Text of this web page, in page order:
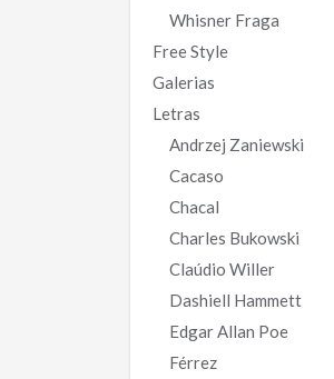
Whisner Fraga
Free Style
Galerias
Letras
Andrzej Zaniewski
Cacaso
Chacal
Charles Bukowski
Claúdio Willer
Dashiell Hammett
Edgar Allan Poe
Férrez